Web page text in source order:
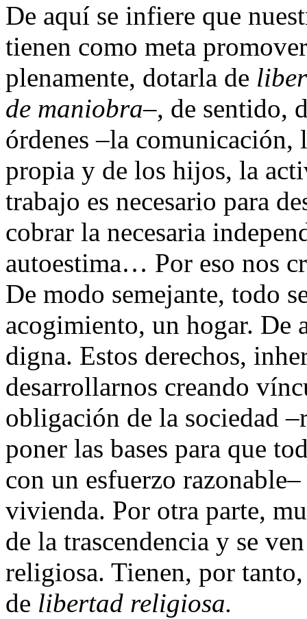
De aquí se infiere que
tienen como meta
plenamente, dotarla de
de maniobra–, de sentido,
órdenes –la
propia y de los hijos, la
trabajo es necesario para
cobrar la necesaria
autoestima… Por eso nos
De modo semejante, todo
acogimiento, un hogar. De
digna. Estos derechos,
desarrollarnos creando
obligación de la sociedad
poner las bases para que
con un esfuerzo
vivienda. Por otra parte,
de la trascendencia y se
religiosa. Tienen, por
de libertad religiosa.